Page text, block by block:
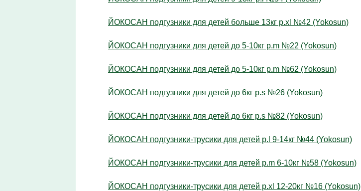
ЙОКОСАН подгузники для детей больше 13кг р.xl №42 (Yokosun)
ЙОКОСАН подгузники для детей до 5-10кг р.m №22 (Yokosun)
ЙОКОСАН подгузники для детей до 5-10кг р.m №62 (Yokosun)
ЙОКОСАН подгузники для детей до 6кг р.s №26 (Yokosun)
ЙОКОСАН подгузники для детей до 6кг р.s №82 (Yokosun)
ЙОКОСАН подгузники-трусики для детей р.l 9-14кг №44 (Yokosun)
ЙОКОСАН подгузники-трусики для детей р.m 6-10кг №58 (Yokosun)
ЙОКОСАН подгузники-трусики для детей р.xl 12-20кг №16 (Yokosun)